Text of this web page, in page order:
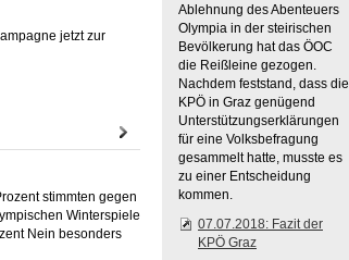
jetzt zur
stimmten gegen
Winterspiele
Nein besonders
Ablehnung des Abenteuers
Olympia in der steirischen
Bevölkerung hat das ÖOC
die Reißleine gezogen.
Nachdem feststand, dass die
KPÖ in Graz genügend
Unterstützungserklärungen
für eine Volksbefragung
gesammelt hatte, musste es
zu einer Entscheidung
kommen.
07.07.2018: Fazit der
KPÖ Graz